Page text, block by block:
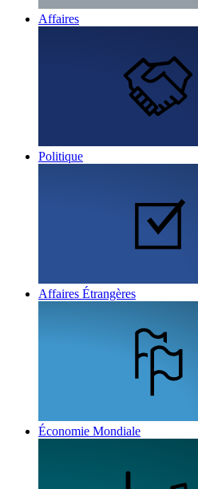
Affaires
Politique
Affaires Étrangères
Économie Mondiale